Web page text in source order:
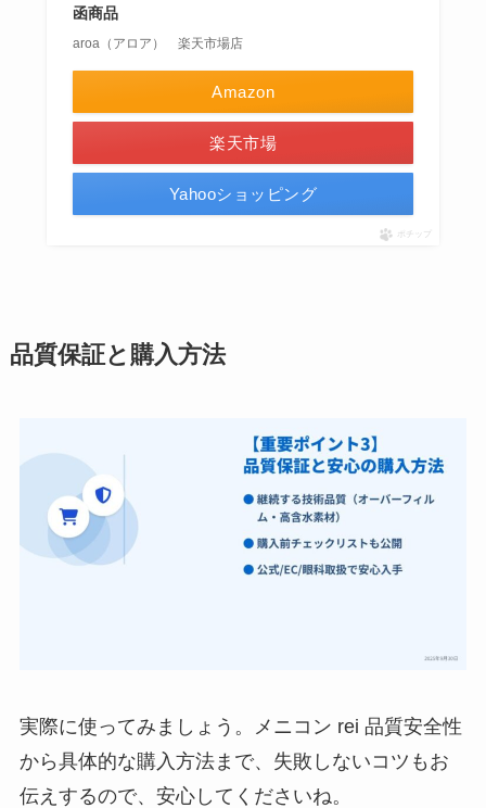
函商品
aroa（アロア） 楽天市場店
Amazon
楽天市場
Yahooショッピング
ポチップ
品質保証と購入方法
実際に使ってみましょう。メニコン rei 品質安全性
から具体的な購入方法まで、失敗しないコツもお
伝えするので、安心してくださいね。